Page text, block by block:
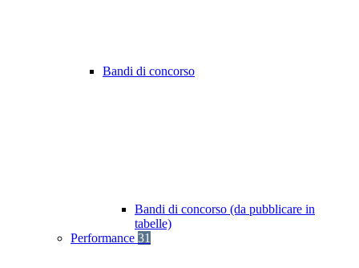
Bandi di concorso
Bandi di concorso (da pubblicare in
tabelle)
Performance 31